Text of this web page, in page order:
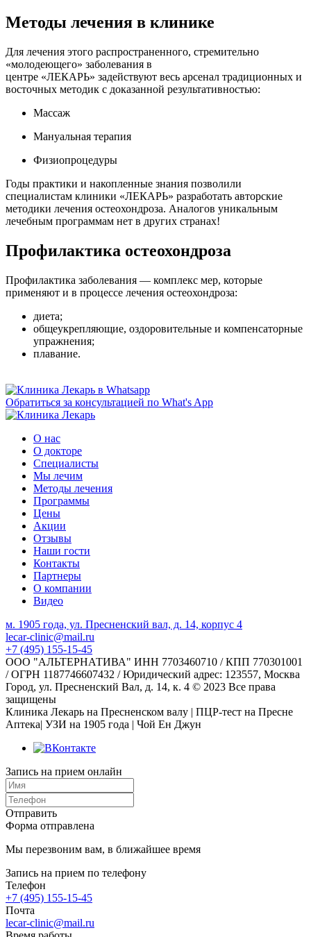
Методы лечения в клинике
Для лечения этого распространенного, стремительно
«молодеющего» заболевания в
центре «ЛЕКАРЬ» задействуют весь арсенал традиционных и
восточных методик с доказанной результативностью:
Массаж
Мануальная терапия
Физиопроцедуры
Годы практики и накопленные знания позволили
специалистам клиники «ЛЕКАРЬ» разработать авторские
методики лечения остеохондроза. Аналогов уникальным
лечебным программам нет в других странах!
Профилактика остеохондроза
Профилактика заболевания — комплекс мер, которые
применяют и в процессе лечения остеохондроза:
диета;
общеукрепляющие, оздоровительные и компенсаторные
упражнения;
плавание.
Обратиться за консультацией по What's App
О нас
О докторе
Специалисты
Мы лечим
Методы лечения
Программы
Цены
Акции
Отзывы
Наши гости
Контакты
Партнеры
О компании
Видео
м. 1905 года, ул. Пресненский вал, д. 14, корпус 4
lecar-clinic@mail.ru
+7 (495) 155-15-45
ООО "АЛЬТЕРНАТИВА" ИНН 7703460710 / КПП 770301001
/ ОГРН 1187746607432 / Юридический адрес: 123557, Москва
Город, ул. Пресненский Вал, д. 14, к. 4 © 2023 Все права
защищены
Клиника Лекарь на Пресненском валу | ПЦР-тест на Пресне
Аптека| УЗИ на 1905 года | Чой Ен Джун
Запись на прием онлайн
Отправить
Форма отправлена
Мы перезвоним вам, в ближайшее время
Запись на прием по телефону
Телефон
+7 (495) 155-15-45
Почта
lecar-clinic@mail.ru